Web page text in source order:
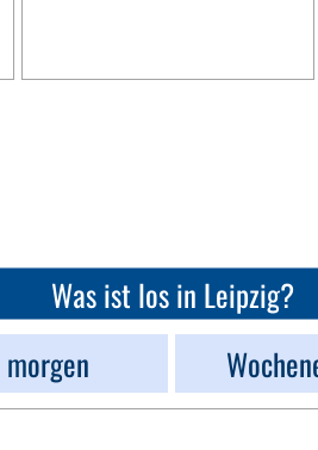
Was ist los in Leipzig?
morgen